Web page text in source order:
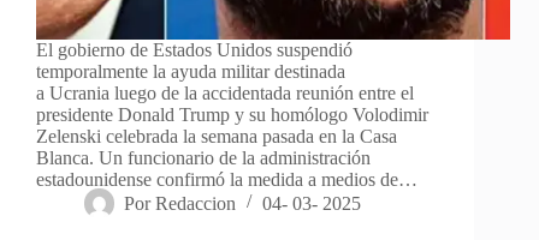
El gobierno de Estados Unidos suspendió
temporalmente la ayuda militar destinada
a Ucrania luego de la accidentada reunión entre el
presidente Donald Trump y su homólogo Volodimir
Zelenski celebrada la semana pasada en la Casa
Blanca. Un funcionario de la administración
estadounidense confirmó la medida a medios de…
Por Redaccion 04- 03- 2025